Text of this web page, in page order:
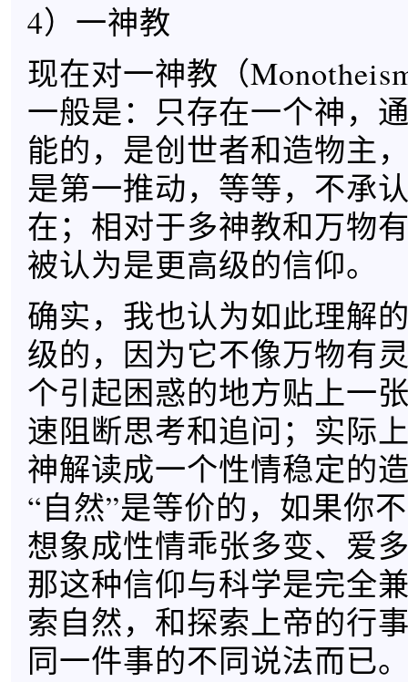
4）一神教
现在对一神教（
一般是：只存在一个神，
能的，是创世者和造物主
是第一推动，等等，不承
在；相对于多神教和万物
被认为是更高级的信仰。
确实，我也认为如此理解
级的，因为它不像万物有
个引起困惑的地方贴上一
速阻断思考和追问；实际
神解读成一个性情稳定的
“自然”是等价的，如果你
想象成性情乖张多变、爱
那这种信仰与科学是完全
索自然，和探索上帝的行
同一件事的不同说法而已